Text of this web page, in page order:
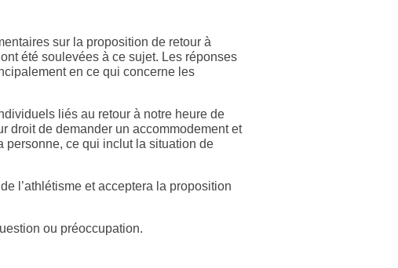
sur la proposition de retour à
été soulevées à ce sujet. Les réponses
en ce qui concerne les
liés au retour à notre heure de
droit de demander un accommodement et
personne, ce qui inclut la situation de
l’athlétisme et acceptera la proposition
ou préoccupation.